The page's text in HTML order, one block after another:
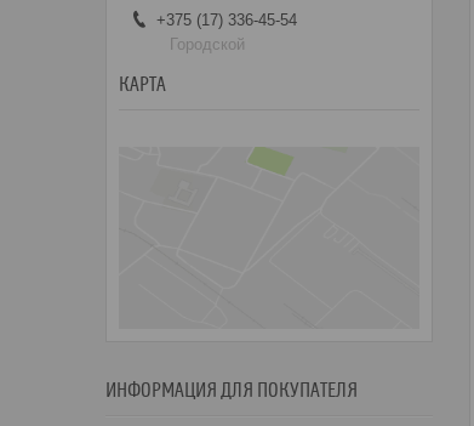
+375 (17) 336-45-54
Городской
КАРТА
ИНФОРМАЦИЯ ДЛЯ ПОКУПАТЕЛЯ